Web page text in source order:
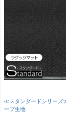
≪スタンダードシリーズ
ープ生地